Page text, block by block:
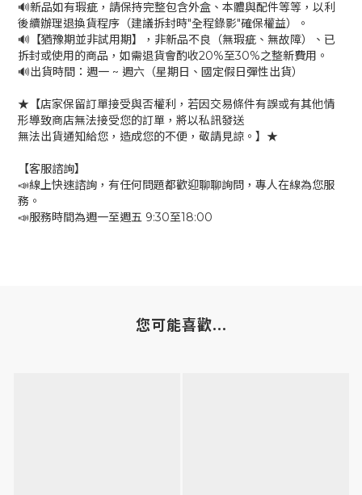
🔊新品如有瑕疵，請保持完整包含外盒、本體與配件等等，以利
後續辦理退換貨程序（建議拆封時"全程錄影"確保權益）。
🔊【猶豫期並非試用期】，非新品不良（無瑕疵、無故障）、已
拆封或使用的商品，如需退貨會酌收20%至30%之整新費用。
🔊出貨時間：週一 ~ 週六（星期日、國定假日彈性出貨）
★【店家保留訂單接受與否權利，若因交易條件有誤或有其他情
形導致商店無法接受您的訂單，將以私訊發送
無法出貨通知給您，造成您的不便，敬請見諒。】★
【客服諮詢】
📣線上快速諮詢，有任何問題都歡迎聊聊詢問，專人在線為您服
務。
📣服務時間為週一至週五 9:30至18:00
您可能喜歡...